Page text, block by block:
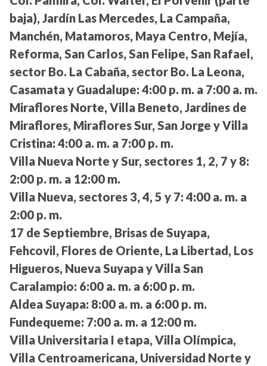
baja), Jardín Las Mercedes, La Campaña,
Manchén, Matamoros, Maya Centro, Mejía,
Reforma, San Carlos, San Felipe, San Rafael,
sector Bo. La Cabaña, sector Bo. La Leona,
Casamata y Guadalupe: 4:00 p. m. a 7:00 a. m.
Miraflores Norte, Villa Beneto, Jardines de
Miraflores, Miraflores Sur, San Jorge y Villa
Cristina: 4:00 a. m. a 7:00 p. m.
Villa Nueva Norte y Sur, sectores 1, 2, 7 y 8:
2:00 p. m. a 12:00 m.
Villa Nueva, sectores 3, 4, 5 y 7: 4:00 a. m. a
2:00 p. m.
17 de Septiembre, Brisas de Suyapa,
Fehcovil, Flores de Oriente, La Libertad, Los
Higueros, Nueva Suyapa y Villa San
Caralampio: 6:00 a. m. a 6:00 p. m.
Aldea Suyapa: 8:00 a. m. a 6:00 p. m.
Fundequeme: 7:00 a. m. a 12:00 m.
Villa Universitaria I etapa, Villa Olímpica,
Villa Centroamericana, Universidad Norte y